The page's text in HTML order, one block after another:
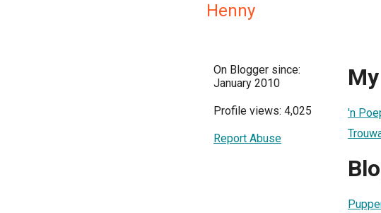
Henny
On Blogger since:
January 2010
Profile views: 4,025
Report Abuse
'n